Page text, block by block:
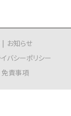
お知らせ
イバシーポリシー
免責事項